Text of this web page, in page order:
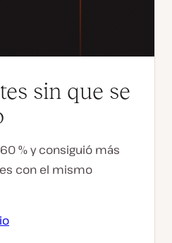
sin que se
% y consiguió más
con el mismo